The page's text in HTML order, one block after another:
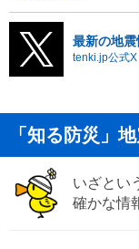
最新の地
tenki.jp公式X
「知る防災」
いざとい
確かな情